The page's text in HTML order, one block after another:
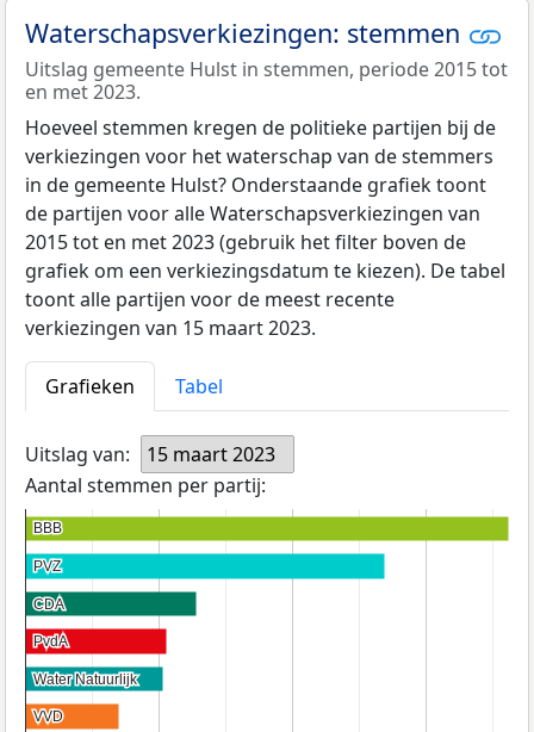
Waterschapsverkiezingen: stemmen
Uitslag gemeente Hulst in stemmen, periode 2015 tot
en met 2023.
Hoeveel stemmen kregen de politieke partijen bij de
verkiezingen voor het waterschap van de stemmers
in de gemeente Hulst? Onderstaande grafiek toont
de partijen voor alle Waterschapsverkiezingen van
2015 tot en met 2023 (gebruik het filter boven de
grafiek om een verkiezingsdatum te kiezen). De tabel
toont alle partijen voor de meest recente
verkiezingen van 15 maart 2023.
Grafieken Tabel
Uitslag van:
15 maart 2023
Aantal stemmen per partij:
BBB
BBB
PVZ
PVZ
CDA
CDA
PvdA
PvdA
Water Natuurlijk
Water Natuurlijk
VVD
VVD